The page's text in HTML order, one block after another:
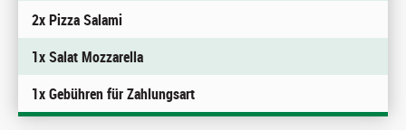
2x Pizza Salami
1x Salat Mozzarella
1x Gebühren für Zahlungsart